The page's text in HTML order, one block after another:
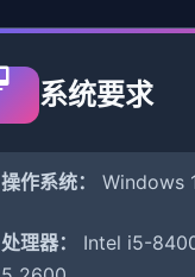
系统要求
操作系统： Windows
处理器：
Intel i5-